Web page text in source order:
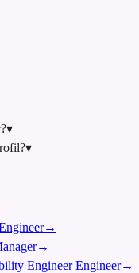
▾
▾
→
→
Engineer Engineer→